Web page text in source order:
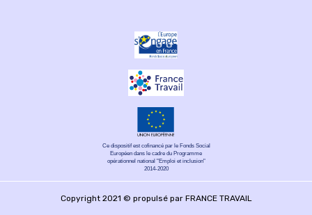
Ce dispositif est cofinancé par le Fonds Social
Européen dans le cadre du Programme
opérationnel national "Emploi et inclusion"
2014-2020
Copyright 2021 © propulsé par FRANCE TRAVAIL